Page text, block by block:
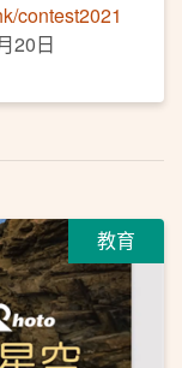
contest2021
20日
教育